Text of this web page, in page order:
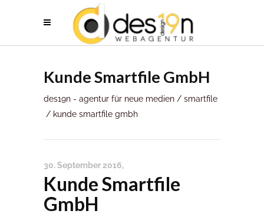
Kunde Smartfile GmbH
des19n - agentur für neue medien / smartfile
/ kunde smartfile gmbh
30. September 2016
Kunde Smartfile
GmbH